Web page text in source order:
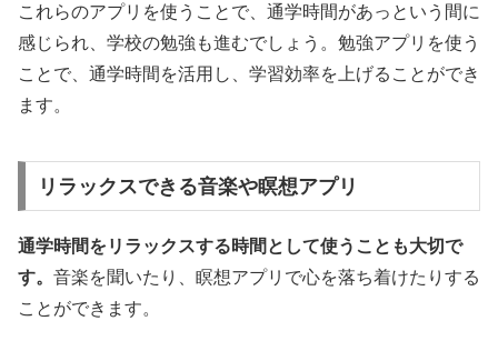
これらのアプリを使うことで、通学時間があっという間に
感じられ、学校の勉強も進むでしょう。 勉強アプリを使う
ことで、通学時間を活用し、学習効率を上げることができ
ます。
リラックスできる音楽や瞑想アプリ
通学時間をリラックスする時間として使うことも大切で
す。 音楽を聞いたり、瞑想アプリで心を落ち着けたりする
ことができます。